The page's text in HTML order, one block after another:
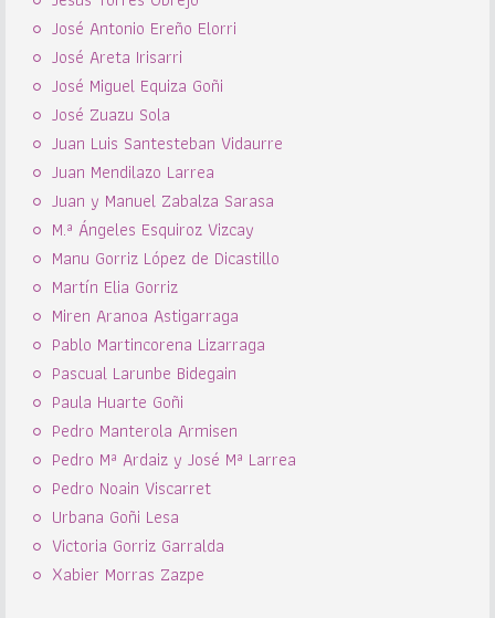
José Antonio Ereño Elorri
José Areta Irisarri
José Miguel Equiza Goñi
José Zuazu Sola
Juan Luis Santesteban Vidaurre
Juan Mendilazo Larrea
Juan y Manuel Zabalza Sarasa
M.ª Ángeles Esquiroz Vizcay
Manu Gorriz López de Dicastillo
Martín Elia Gorriz
Miren Aranoa Astigarraga
Pablo Martincorena Lizarraga
Pascual Larunbe Bidegain
Paula Huarte Goñi
Pedro Manterola Armisen
Pedro Mª Ardaiz y José Mª Larrea
Pedro Noain Viscarret
Urbana Goñi Lesa
Victoria Gorriz Garralda
Xabier Morras Zazpe